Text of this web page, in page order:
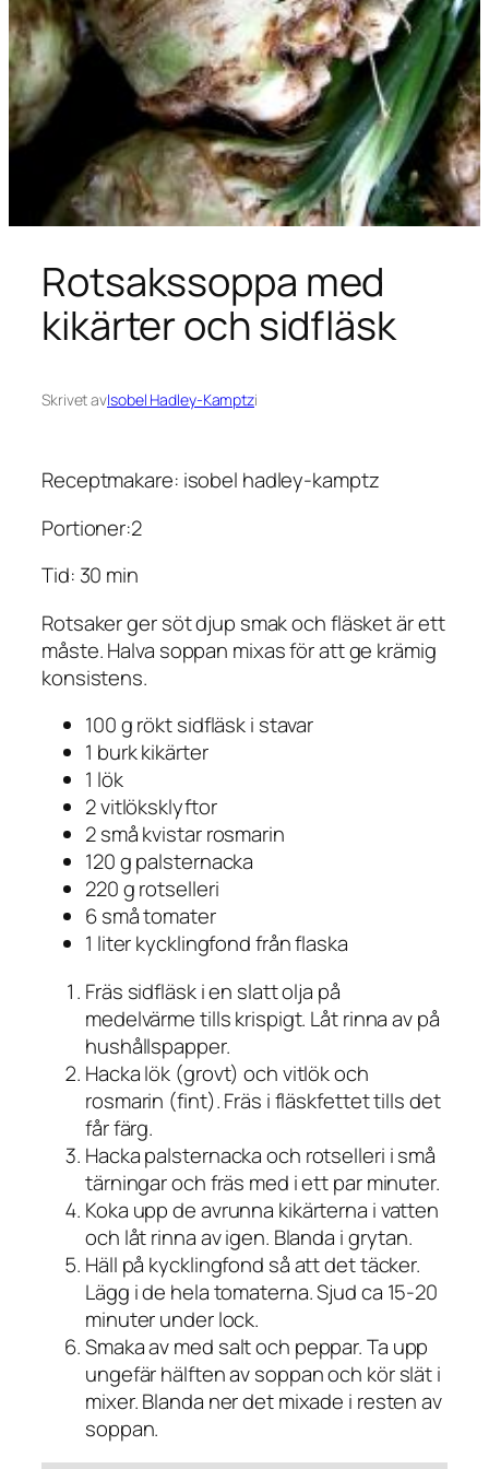
Rotsakssoppa med
kikärter och sidfläsk
Skrivet avIsobel Hadley-Kamptzi
Receptmakare: isobel hadley-kamptz
Portioner:2
Tid: 30 min
Rotsaker ger söt djup smak och fläsket är ett
måste. Halva soppan mixas för att ge krämig
konsistens.
100 g rökt sidfläsk i stavar
1 burk kikärter
1 lök
2 vitlöksklyftor
2 små kvistar rosmarin
120 g palsternacka
220 g rotselleri
6 små tomater
1 liter kycklingfond från flaska
Fräs sidfläsk i en slatt olja på
medelvärme tills krispigt. Låt rinna av på
hushållspapper.
Hacka lök (grovt) och vitlök och
rosmarin (fint). Fräs i fläskfettet tills det
får färg.
Hacka palsternacka och rotselleri i små
tärningar och fräs med i ett par minuter.
Koka upp de avrunna kikärterna i vatten
och låt rinna av igen. Blanda i grytan.
Häll på kycklingfond så att det täcker.
Lägg i de hela tomaterna. Sjud ca 15-20
minuter under lock.
Smaka av med salt och peppar. Ta upp
ungefär hälften av soppan och kör slät i
mixer. Blanda ner det mixade i resten av
soppan.